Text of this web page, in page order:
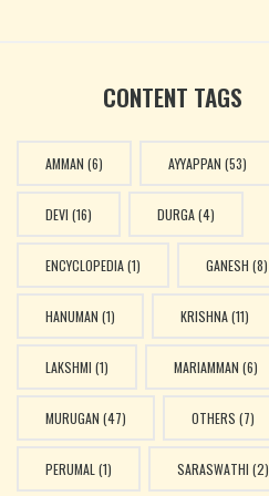
CONTENT TAGS
AMMAN (6) AYYAPPAN (53)
DEVI (16) DURGA(4)
ENCYCLOPEDIA(1) GANESH (8)
HANUMAN (1) KRISHNA(11)
LAKSHMI (1) MARIAMMAN (6)
MURUGAN (47) OTHERS (7)
PERUMAL (1) SARASWATHI (2)